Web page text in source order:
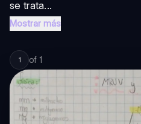
se trata...
Mostrar más
1 of 1